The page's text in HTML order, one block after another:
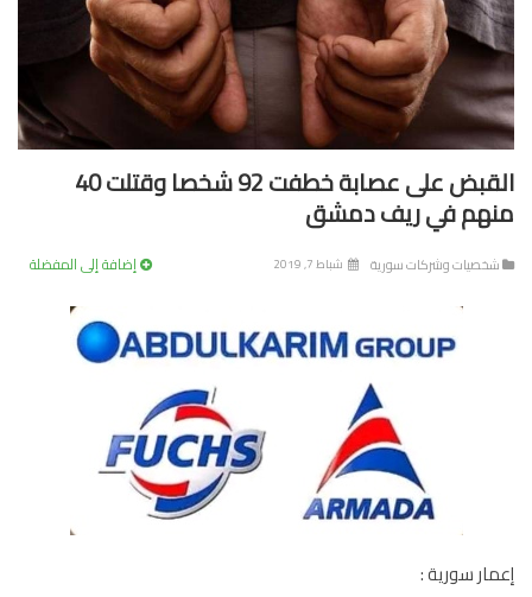
القبض على عصابة خطفت 92 شخصا وقتلت 40
في ريف دمشق
وشركات سورية شباط 7, 2019 إضافة إلى المفضلة
سورية :